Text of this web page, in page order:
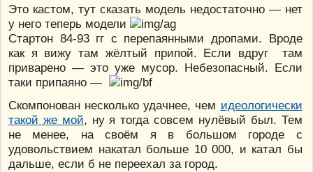
Это кастом, тут сказать модель недостаточно — нет
у него теперь модели
Стартон 84-93 гг с перепаянными дропами. Вроде
как я вижу там жёлтый припой. Если вдруг там
приварено — это уже мусор. Небезопасный. Если
таки припаяно —
Скомпонован несколько удачнее, чем идеологически
такой же мой, ну я тогда совсем нулёвый был. Тем
не менее, на своём я в большом городе с
удовольствием накатал больше 10 000, и катал бы
дальше, если б не переехал за город.